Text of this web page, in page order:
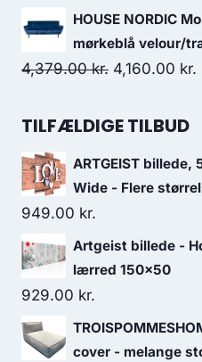
HOUSE NORDIC
mørkeblå velour/
4,379.00kr. 4,160.00 kr.
TILFÆLDIGE TILBUD
ARTGEIST
Wide - Flere
949.00 kr.
Artgeist billede -
lærred 150x50
929.00 kr.
cover - melange